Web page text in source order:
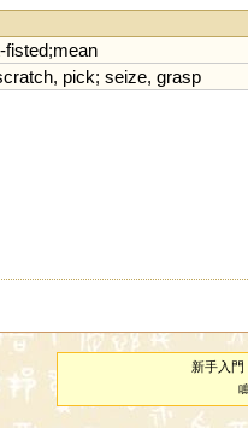
-fisted;mean
, pick; seize, grasp
新手入門